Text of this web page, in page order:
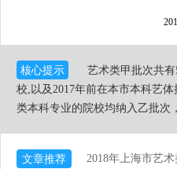
核心提示
艺术类甲批次共有
校,以及2017年前在本市本科艺
类本科专业的院校均纳入乙批次
文章推荐